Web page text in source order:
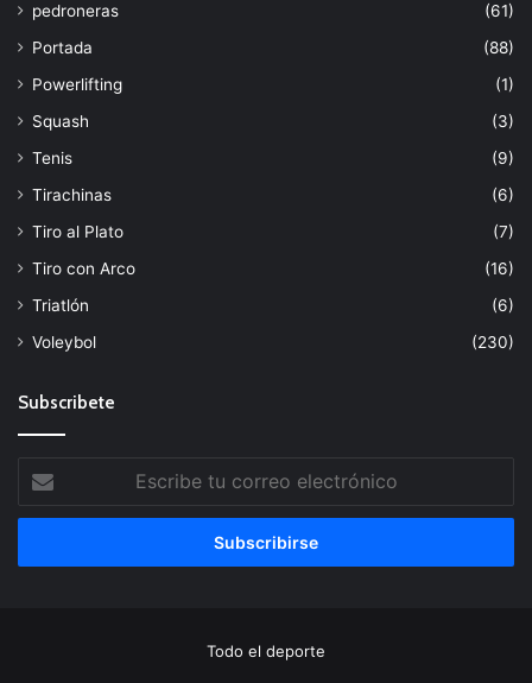
pedroneras
(61)
Portada
(88)
Powerlifting
(1)
Squash
(3)
Tenis
(9)
Tirachinas
(6)
Tiro al Plato
(7)
Tiro con Arco
(16)
Triatlón
(6)
Voleybol
(230)
Subscribete
tu
correo
Todo el deporte